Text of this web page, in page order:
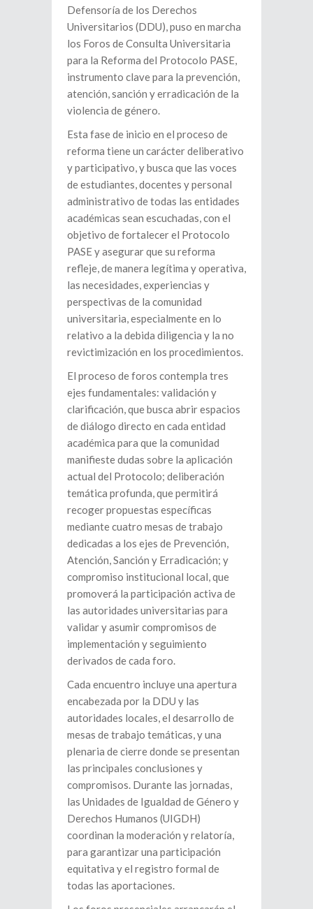
Defensoría de los Derechos
Universitarios (DDU), puso en marcha
los Foros de Consulta Universitaria
para la Reforma del Protocolo PASE,
instrumento clave para la prevención,
atención, sanción y erradicación de la
violencia de género.
Esta fase de inicio en el proceso de
reforma tiene un carácter deliberativo
y participativo, y busca que las voces
de estudiantes, docentes y personal
administrativo de todas las entidades
académicas sean escuchadas, con el
objetivo de fortalecer el Protocolo
PASE y asegurar que su reforma
refleje, de manera legítima y operativa,
las necesidades, experiencias y
perspectivas de la comunidad
universitaria, especialmente en lo
relativo a la debida diligencia y la no
revictimización en los procedimientos.
El proceso de foros contempla tres
ejes fundamentales: validación y
clarificación, que busca abrir espacios
de diálogo directo en cada entidad
académica para que la comunidad
manifieste dudas sobre la aplicación
actual del Protocolo; deliberación
temática profunda, que permitirá
recoger propuestas específicas
mediante cuatro mesas de trabajo
dedicadas a los ejes de Prevención,
Atención, Sanción y Erradicación; y
compromiso institucional local, que
promoverá la participación activa de
las autoridades universitarias para
validar y asumir compromisos de
implementación y seguimiento
derivados de cada foro.
Cada encuentro incluye una apertura
encabezada por la DDU y las
autoridades locales, el desarrollo de
mesas de trabajo temáticas, y una
plenaria de cierre donde se presentan
las principales conclusiones y
compromisos. Durante las jornadas,
las Unidades de Igualdad de Género y
Derechos Humanos (UIGDH)
coordinan la moderación y relatoría,
para garantizar una participación
equitativa y el registro formal de
todas las aportaciones.